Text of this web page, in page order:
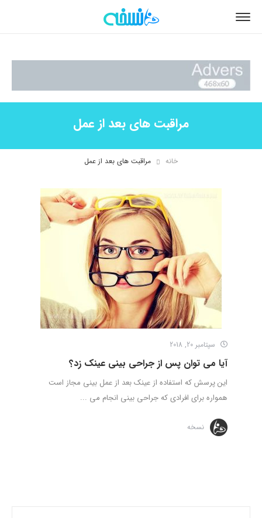
مراقبت های بعد از عمل
خانه مراقبت های بعد از عمل
سپتامبر 20, 2018
آیا می توان پس از جراحی بینی عینک زد؟
این پرسش که استفاده از عینک بعد از عمل بینی مجاز است
همواره برای افرادی که جراحی بینی انجام می ...
نسخه